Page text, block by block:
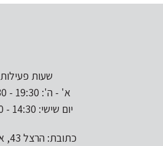
שעות פעילות
א' - ה': 19:30 - 08:30
יום שישי: 14:30 - 08:30
כתובת: הרצל 43, אשקלון